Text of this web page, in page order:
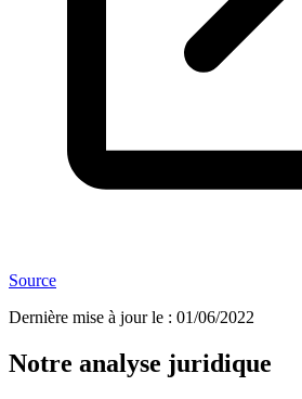
Source
Dernière mise à jour le : 01/06/2022
Notre analyse juridique